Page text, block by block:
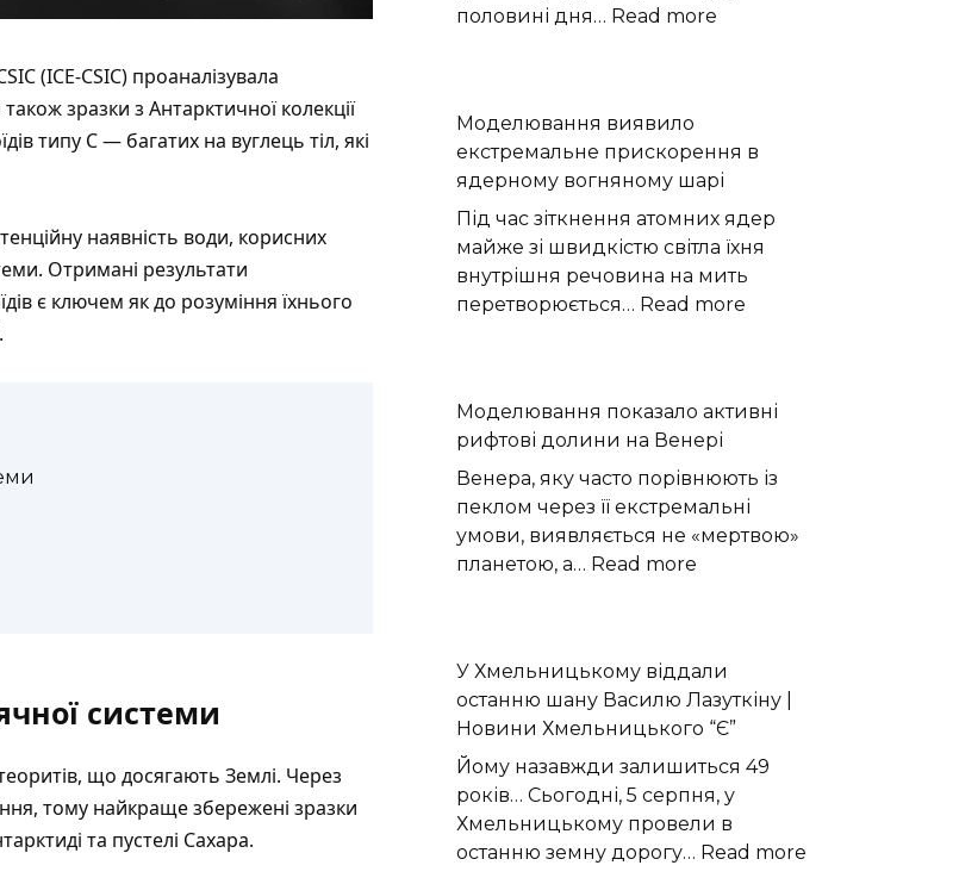
(ICE-CSIC) проаналізувала
зразки з Антарктичної колекції
типу C — багатих на вуглець тіл, які
наявність води, корисних
Отримані результати
є ключем як до розуміння їхнього
системи
що досягають Землі. Через
тому найкраще збережені зразки
та пустелі Сахара.
Марсі
половині дня… Read more
раптові
дощі:
якою
буде
погода
на
Моделювання виявило
екстремальне прискорення в
ядерному вогняному шарі
Під час зіткнення атомних ядер
майже зі швидкістю світла їхня
внутрішня речовина на мить
перетворюється… Read more
прискорення
ядерному
вогняному
шарі
Моделювання показало активні
рифтові долини на Венері
Венера, яку часто порівнюють із
пеклом через її екстремальні
умови, виявляється не «мертвою»
планетою, а… Read more
рифтові
долини
на
Венері
У Хмельницькому віддали
останню шану Василю Лазуткіну |
Новини Хмельницького “Є”
Йому назавжди залишиться 49
років… Сьогодні, 5 серпня, у
Хмельницькому провели в
останню земну дорогу… Read more